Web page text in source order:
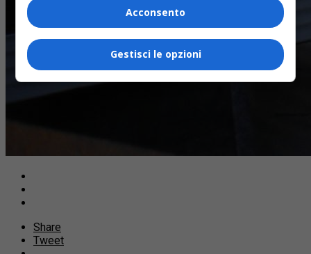
Share
Tweet
Acconsento
Gestisci le opzioni